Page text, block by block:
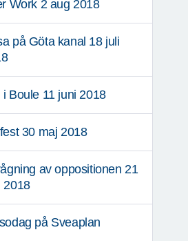
Work 2 aug 2018
på Göta kanal 18 juli
i Boule 11 juni 2018
30 maj 2018
av oppositionen 21
2018
på Sveaplan